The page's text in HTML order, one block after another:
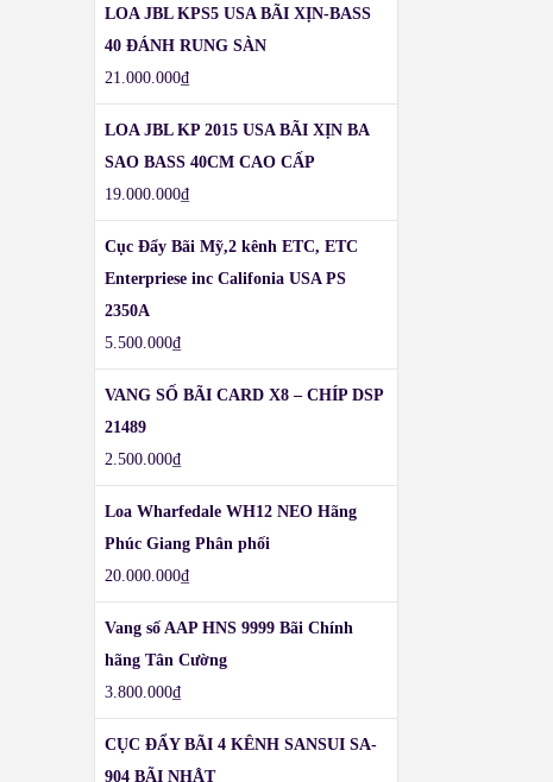
LOA JBL KPS5 USA BÃI XỊN-BASS
40 ĐÁNH RUNG SÀN
21.000.000₫
LOA JBL KP 2015 USA BÃI XỊN BA
SAO BASS 40CM CAO CẤP
19.000.000₫
Cục Đẩy Bãi Mỹ,2 kênh ETC, ETC
Enterpriese inc Califonia USA PS
2350A
5.500.000₫
VANG SỐ BÃI CARD X8 – CHÍP DSP
21489
2.500.000₫
Loa Wharfedale WH12 NEO Hãng
Phúc Giang Phân phối
20.000.000₫
Vang số AAP HNS 9999 Bãi Chính
hãng Tân Cường
3.800.000₫
CỤC ĐẨY BÃI 4 KÊNH SANSUI SA-
904 BÃI NHẬT